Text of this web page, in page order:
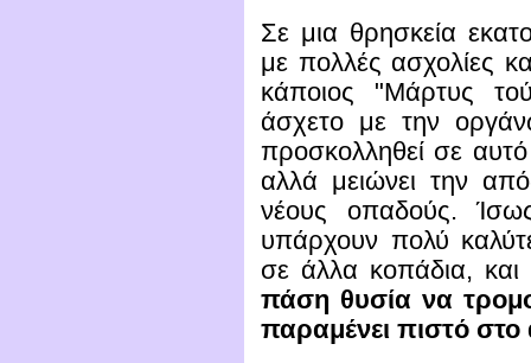
Σε μια θρησκεία
με πολλές ασχολίες
κάποιος "Μάρτυς
άσχετο με την
προσκολληθεί σε
αλλά μειώνει την
νέους οπαδούς.
υπάρχουν πολύ
σε άλλα κοπάδια, και
πάση θυσία να
παραμένει πιστό